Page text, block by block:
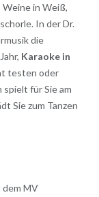
in Weiß,
In der Dr.
die
Karaoke in
testen oder
für Sie am
Sie zum Tanzen
MV